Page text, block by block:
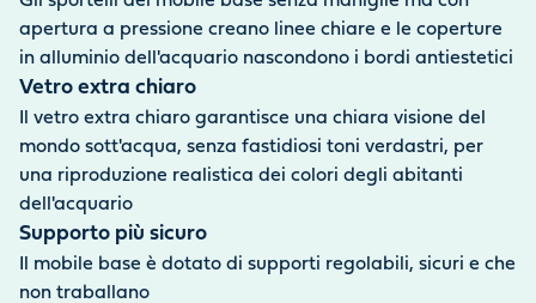
apertura a pressione creano linee chiare e le coperture
in alluminio dell'acquario nascondono i bordi antiestetici
Vetro extra chiaro
Il vetro extra chiaro garantisce una chiara visione del
mondo sott'acqua, senza fastidiosi toni verdastri, per
una riproduzione realistica dei colori degli abitanti
dell'acquario
Supporto più sicuro
Il mobile base è dotato di supporti regolabili, sicuri e che
non traballano